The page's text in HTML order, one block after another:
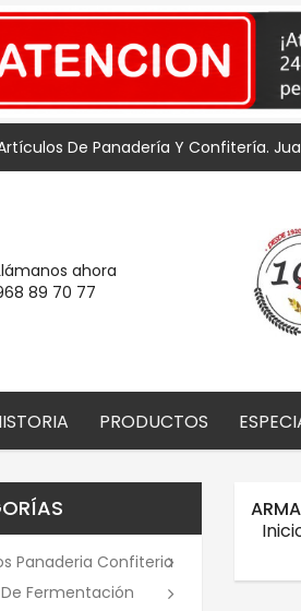
De Panadería Y Confitería.
ahora
89 70 77
PRODUCTOS
Panaderia Confiteria
Fermentación